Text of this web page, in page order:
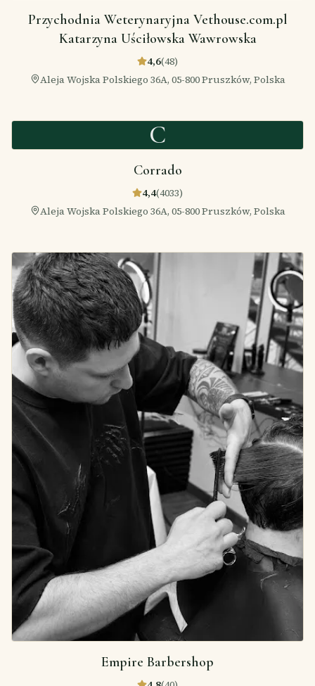
Przychodnia Weterynaryjna Vethouse.com.pl
Katarzyna Uściłowska Wawrowska
4,6(48)
Aleja Wojska Polskiego 36A, 05-800 Pruszków, Polska
C
Corrado
4,4(4033)
Aleja Wojska Polskiego 36A, 05-800 Pruszków, Polska
Empire Barbershop